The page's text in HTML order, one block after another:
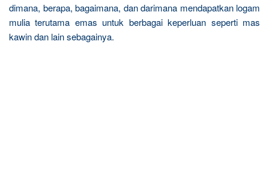
dimana, berapa, bagaimana, dan darimana mendapatkan logam
mulia terutama emas untuk berbagai keperluan seperti mas
kawin dan lain sebagainya.